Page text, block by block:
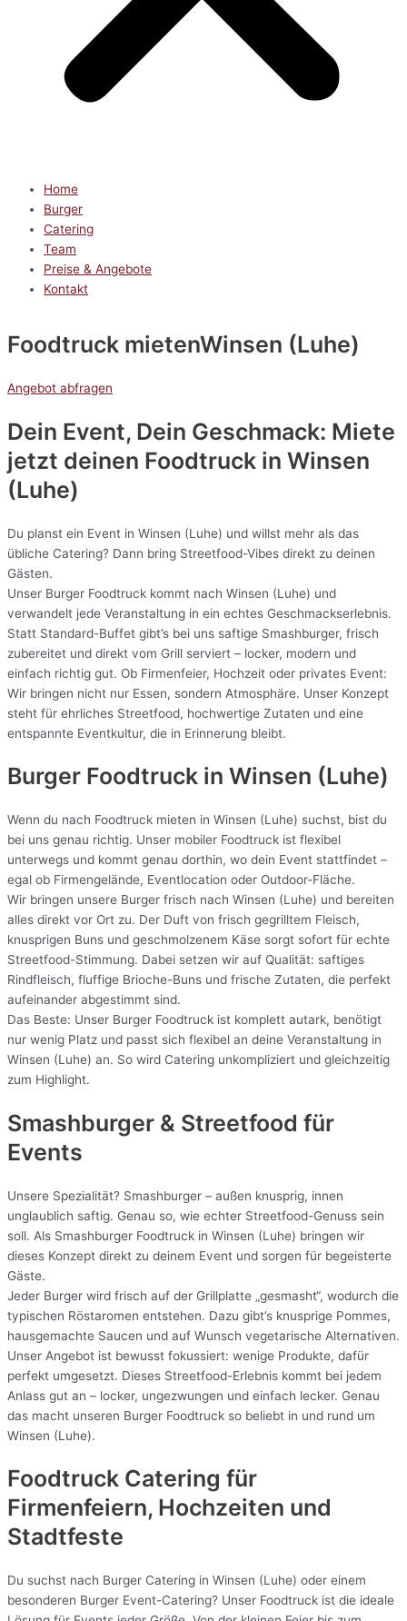
Home
Burger
Catering
Team
Preise & Angebote
Kontakt
Foodtruck mietenWinsen (Luhe)
Angebot abfragen
Dein Event, Dein Geschmack: Miete
jetzt deinen Foodtruck in Winsen
(Luhe)
Du planst ein Event in Winsen (Luhe) und willst mehr als das
übliche Catering? Dann bring Streetfood-Vibes direkt zu deinen
Gästen.
Unser Burger Foodtruck kommt nach Winsen (Luhe) und
verwandelt jede Veranstaltung in ein echtes Geschmackserlebnis.
Statt Standard-Buffet gibt’s bei uns saftige Smashburger, frisch
zubereitet und direkt vom Grill serviert – locker, modern und
einfach richtig gut. Ob Firmenfeier, Hochzeit oder privates Event:
Wir bringen nicht nur Essen, sondern Atmosphäre. Unser Konzept
steht für ehrliches Streetfood, hochwertige Zutaten und eine
entspannte Eventkultur, die in Erinnerung bleibt.
Burger Foodtruck in Winsen (Luhe)
Wenn du nach Foodtruck mieten in Winsen (Luhe) suchst, bist du
bei uns genau richtig. Unser mobiler Foodtruck ist flexibel
unterwegs und kommt genau dorthin, wo dein Event stattfindet –
egal ob Firmengelände, Eventlocation oder Outdoor-Fläche.
Wir bringen unsere Burger frisch nach Winsen (Luhe) und bereiten
alles direkt vor Ort zu. Der Duft von frisch gegrilltem Fleisch,
knusprigen Buns und geschmolzenem Käse sorgt sofort für echte
Streetfood-Stimmung. Dabei setzen wir auf Qualität: saftiges
Rindfleisch, fluffige Brioche-Buns und frische Zutaten, die perfekt
aufeinander abgestimmt sind.
Das Beste: Unser Burger Foodtruck ist komplett autark, benötigt
nur wenig Platz und passt sich flexibel an deine Veranstaltung in
Winsen (Luhe) an. So wird Catering unkompliziert und gleichzeitig
zum Highlight.
Smashburger & Streetfood für
Events
Unsere Spezialität? Smashburger – außen knusprig, innen
unglaublich saftig. Genau so, wie echter Streetfood-Genuss sein
soll. Als Smashburger Foodtruck in Winsen (Luhe) bringen wir
dieses Konzept direkt zu deinem Event und sorgen für begeisterte
Gäste.
Jeder Burger wird frisch auf der Grillplatte „gesmasht“, wodurch die
typischen Röstaromen entstehen. Dazu gibt’s knusprige Pommes,
hausgemachte Saucen und auf Wunsch vegetarische Alternativen.
Unser Angebot ist bewusst fokussiert: wenige Produkte, dafür
perfekt umgesetzt. Dieses Streetfood-Erlebnis kommt bei jedem
Anlass gut an – locker, ungezwungen und einfach lecker. Genau
das macht unseren Burger Foodtruck so beliebt in und rund um
Winsen (Luhe).
Foodtruck Catering für
Firmenfeiern, Hochzeiten und
Stadtfeste
Du suchst nach Burger Catering in Winsen (Luhe) oder einem
besonderen Burger Event-Catering? Unser Foodtruck ist die ideale